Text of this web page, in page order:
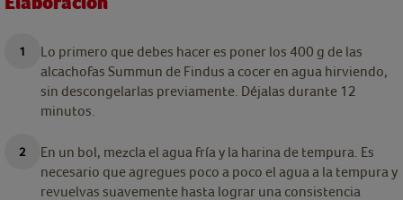
Lo primero que debes hacer es poner los 400 g de las
alcachofas Summun de Findus a cocer en agua hirviendo,
sin descongelarlas previamente. Déjalas durante 12
minutos.
En un bol, mezcla el agua fría y la harina de tempura. Es
necesario que agregues poco a poco el agua a la tempura y
revuelvas suavemente hasta lograr una consistencia